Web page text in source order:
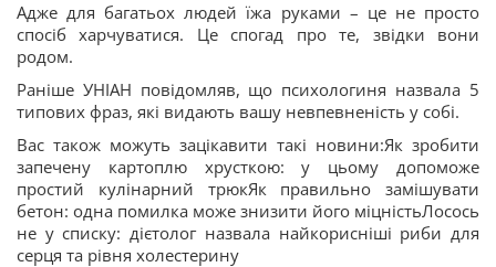
Адже для багатьох людей їжа руками – це не просто
спосіб харчуватися. Це спогад про те, звідки вони
родом.
Раніше УНІАН повідомляв, що психологиня назвала 5
типових фраз, які видають вашу невпевненість у собі.
Вас також можуть зацікавити такі новини:Як зробити
запечену картоплю хрусткою: у цьому допоможе
простий кулінарний трюкЯк правильно замішувати
бетон: одна помилка може знизити його міцністьЛосось
не у списку: дієтолог назвала найкорисніші риби для
серця та рівня холестерину